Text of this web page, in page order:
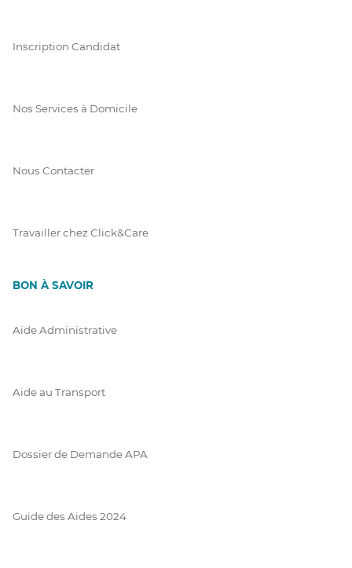
Inscription Candidat
Nos Services à Domicile
Nous Contacter
Travailler chez Click&Care
BON À SAVOIR
Aide Administrative
Aide au Transport
Dossier de Demande APA
Guide des Aides 2024